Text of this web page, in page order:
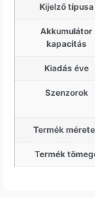
Kijelző típusa
Akkumulátor
kapacitás
Kiadás éve
Szenzorok
Termék
Termék